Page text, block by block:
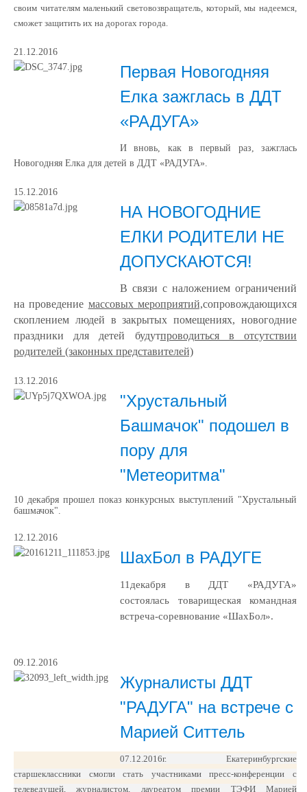
своим читателям маленький световозвращатель, который, мы надеемся,
сможет защитить их на дорогах города.
21.12.2016
Первая Новогодняя
Елка зажглась в ДДТ
«РАДУГА»
И вновь, как в первый раз, зажглась
Новогодняя Елка для детей в ДДТ «РАДУГА».
15.12.2016
НА НОВОГОДНИЕ
ЕЛКИ РОДИТЕЛИ НЕ
ДОПУСКАЮТСЯ!
В связи с наложением ограничений
на проведение массовых мероприятий,сопровождающихся
скоплением людей в закрытых помещениях, новогодние
праздники для детей будутпроводиться в отсутствии
родителей (законных представителей)
13.12.2016
"Хрустальный
Башмачок" подошел в
пору для
"Метеоритма"
10 декабря прошел показ конкурсных выступлений "Хрустальный
башмачок".
12.12.2016
ШахБол в РАДУГЕ
11 декабря в ДДТ «РАДУГА»
состоялась товарищеская командная
встреча-соревнование «ШахБол».
09.12.2016
Журналисты ДДТ
"РАДУГА" на встрече с
Марией Ситтель
07.12.2016г. Екатеринбургские
старшеклассники смогли стать участниками пресс-конференции с
телеведущей, журналистом, лауреатом премии ТЭФИ Марией